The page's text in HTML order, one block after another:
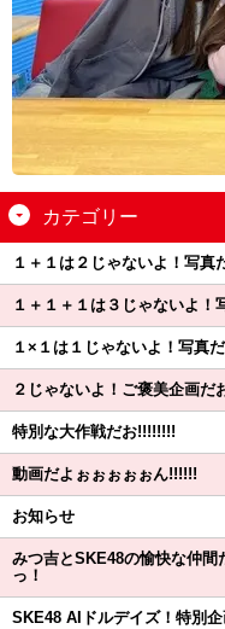
カテゴリー
１＋１は２じゃないよ！写真
１＋１＋１は３じゃないよ！
１×１は１じゃないよ！写真
２じゃないよ！ご褒美企画だ
特別な大作戦だお!!!!!!!!
動画だよぉぉぉぉぉん!!!!!!
お知らせ
みつ吉とSKE48の愉快な仲間
っ！
SKE48 AIドルデイズ！特別企